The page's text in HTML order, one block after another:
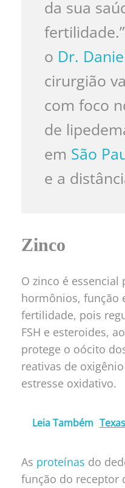
da sua
o Dr.
cirurgião
com foco
de
em São
e a
Zinco
O zinco é essencial
hormônios, função
fertilidade, pois
FSH e esteroides,
protege o oócito
reativas de
estresse oxidativo.
Leia Também
As proteínas do
função do receptor